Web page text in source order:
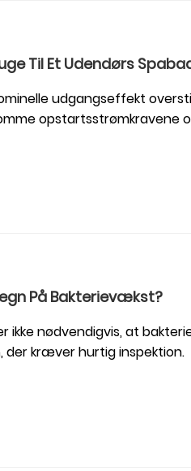
Til Et Udendørs
udgangseffekt
opstartsstrømkravene
På Bakterievækst?
nødvendigvis, at
der kræver hurtig inspektion.